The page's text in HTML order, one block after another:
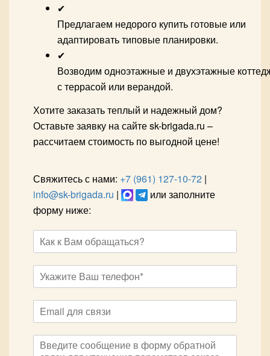
✔
Предлагаем недорого купить готовые или
адаптировать типовые планировки.
✔
Возводим одноэтажные и двухэтажные
с террасой или верандой.
Хотите заказать теплый и надежный дом?
Оставьте заявку на сайте sk-brigada.ru –
рассчитаем стоимость по выгодной цене!
Свяжитесь с нами: +7 (961) 127-10-72 |
info@sk-brigada.ru |
или заполните
форму ниже: